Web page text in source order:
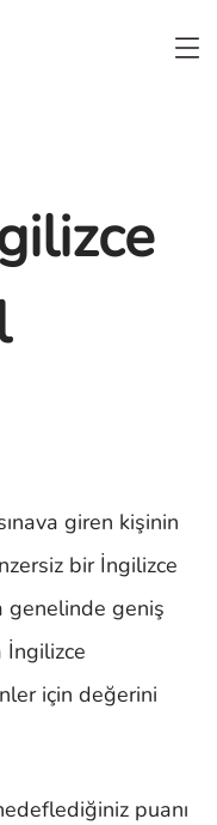
giren kişinin
bir İngilizce
genelinde geniş
için değerini
puanı